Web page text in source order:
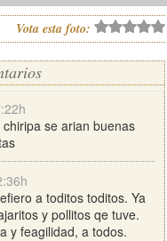
Vota esta foto:
se arian buenas
a toditos toditos. Ya
y pollitos qe tuve.
y feagilidad, a todos.